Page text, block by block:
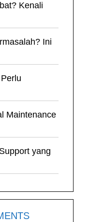
Kenali
Ini
Maintenance
yang